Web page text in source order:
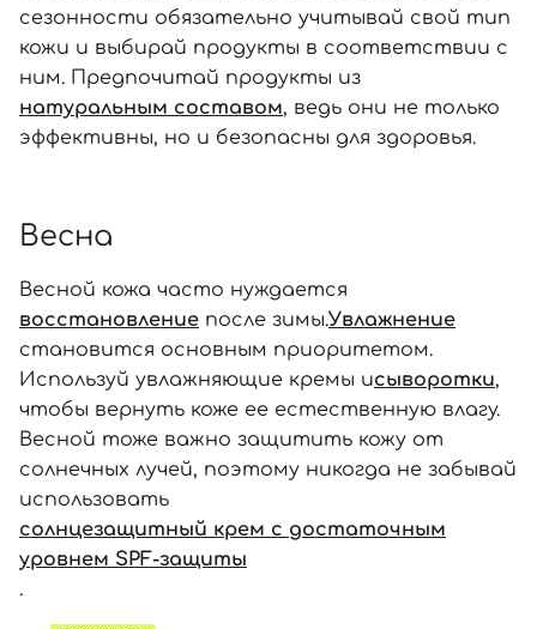
сезонности обязательно учитывай свой тип
кожи и выбирай продукты в соответствии с
ним. Предпочитай продукты из
натуральным составом, ведь они не только
эффективны, но и безопасны для здоровья.
Весна
Весной кожа часто нуждается
восстановление после зимы.Увлажнение
становится основным приоритетом.
Используй увлажняющие кремы исыворотки,
чтобы вернуть коже ее естественную влагу.
Весной тоже важно защитить кожу от
солнечных лучей, поэтому никогда не забывай
использовать
солнцезащитный крем с достаточным
уровнем SPF-защиты
.
Отправляя форму для авторизации/регистрации, вы
принимаете условияПользовательские соглашения